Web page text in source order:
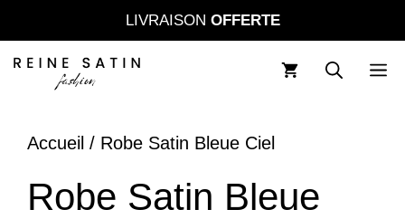
au
contenu
LIVRAISON OFFERTE
Accueil / Robe Satin Bleue Ciel
Robe Satin Bleue